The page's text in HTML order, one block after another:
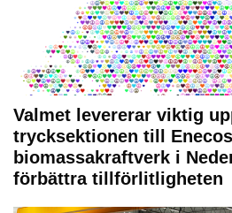
Valmet levererar viktig
trycksektionen till Enecos
biomassakraftverk i
förbättra tillförlitligheten